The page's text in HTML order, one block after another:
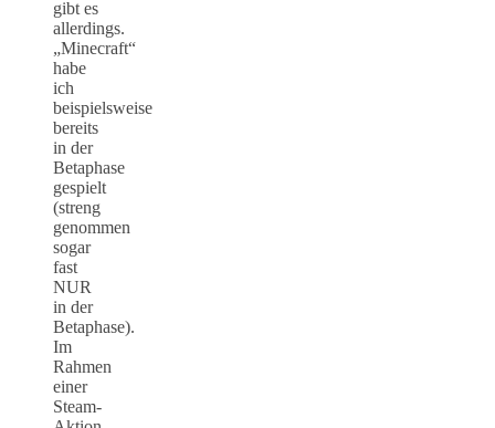
gibt es
allerdings.
„Minecraft“
habe
ich
beispielsweise
bereits
in der
Betaphase
gespielt
(streng
genommen
sogar
fast
NUR
in der
Betaphase).
Im
Rahmen
einer
Steam-